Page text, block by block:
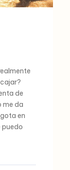
de
me da
en
puedo